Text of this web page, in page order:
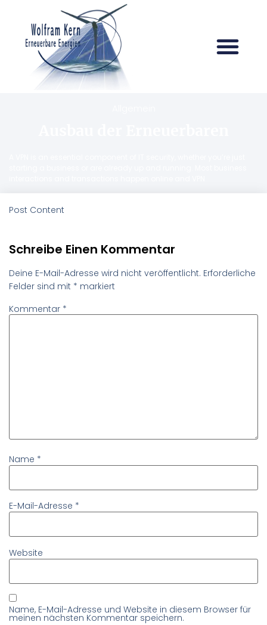
Post Content
Schreibe Einen Kommentar
Deine E-Mail-Adresse wird nicht veröffentlicht. Erforderliche
Felder sind mit * markiert
Kommentar *
Name *
E-Mail-Adresse *
Website
Name, E-Mail-Adresse und Website in diesem Browser für
meinen nächsten Kommentar speichern.